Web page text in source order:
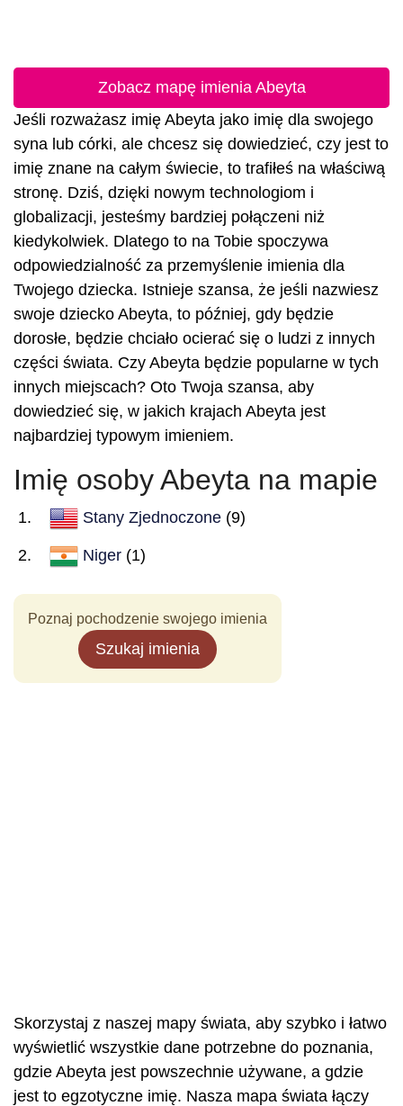
Zobacz mapę imienia Abeyta
Jeśli rozważasz imię Abeyta jako imię dla swojego
syna lub córki, ale chcesz się dowiedzieć, czy jest to
imię znane na całym świecie, to trafiłeś na właściwą
stronę. Dziś, dzięki nowym technologiom i
globalizacji, jesteśmy bardziej połączeni niż
kiedykolwiek. Dlatego to na Tobie spoczywa
odpowiedzialność za przemyślenie imienia dla
Twojego dziecka. Istnieje szansa, że jeśli nazwiesz
swoje dziecko Abeyta, to później, gdy będzie
dorosłe, będzie chciało ocierać się o ludzi z innych
części świata. Czy Abeyta będzie popularne w tych
innych miejscach? Oto Twoja szansa, aby
dowiedzieć się, w jakich krajach Abeyta jest
najbardziej typowym imieniem.
Imię osoby Abeyta na mapie
Stany Zjednoczone (9)
Niger (1)
Poznaj pochodzenie swojego imienia
Szukaj imienia
Skorzystaj z naszej mapy świata, aby szybko i łatwo
wyświetlić wszystkie dane potrzebne do poznania,
gdzie Abeyta jest powszechnie używane, a gdzie
jest to egzotyczne imię. Nasza mapa świata łączy